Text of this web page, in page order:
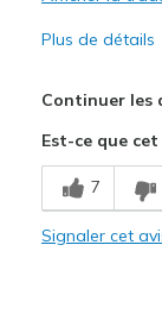
Plus de détails
Comfortable
Durable
Continuer les
Est-ce que
7
Signaler cet